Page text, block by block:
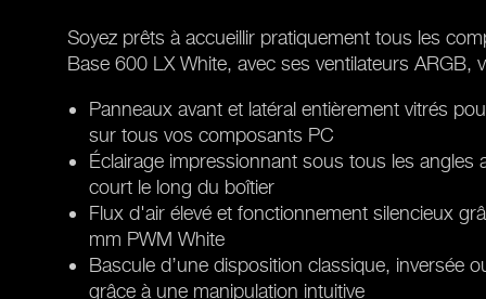
Soyez prêts à accueillir pratiquement tous les
Base 600 LX White, avec ses ventilateurs ARGB,
Panneaux avant et latéral entièrement vitrés
sur tous vos composants PC
Éclairage impressionnant sous tous les angles
court le long du boîtier
Flux d'air élevé et fonctionnement silencieux
mm PWM White
Bascule d’une disposition classique, inversée
grâce à une manipulation intuitive